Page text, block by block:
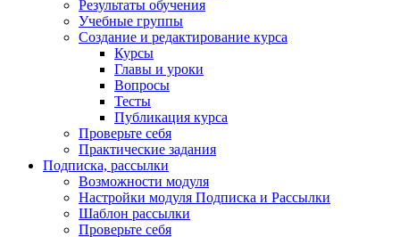
Результаты обучения
Учебные группы
Создание и редактирование курса
Курсы
Главы и уроки
Вопросы
Тесты
Публикация курса
Проверьте себя
Практические задания
Подписка, рассылки
Возможности модуля
Настройки модуля Подписка и Рассылки
Шаблон рассылки
Проверьте себя